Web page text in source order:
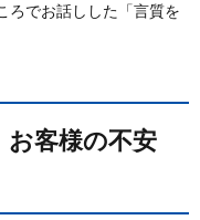
ろでお話しした「言質を